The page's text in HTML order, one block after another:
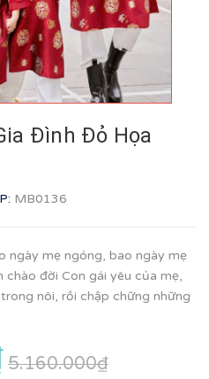
Đình Đỏ Họa
MB0136
mẹ ngóng, bao ngày mẹ
đời Con gái yêu của mẹ,
nôi, rồi chập chững những
5.160.000₫